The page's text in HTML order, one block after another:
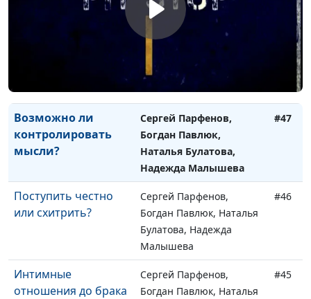
Сергей Парфенов,
Богдан Павлюк, Наталья
Булатова, Надежда
Малышева, Сергей
Катаев
Возможно ли
контролировать
мысли?
Сергей Парфенов,
Богдан Павлюк,
Наталья Булатова,
Надежда Малышева
#47
Поступить честно
или схитрить?
Сергей Парфенов,
Богдан Павлюк, Наталья
Булатова, Надежда
Малышева
#46
Интимные
отношения до брака
Сергей Парфенов,
Богдан Павлюк, Наталья
#45